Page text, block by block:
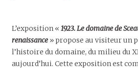
L’exposition « 1923. Le domaine de
renaissance» propose au visiteur un
l’histoire du domaine, du milieu du
aujourd’hui. Cette exposition est